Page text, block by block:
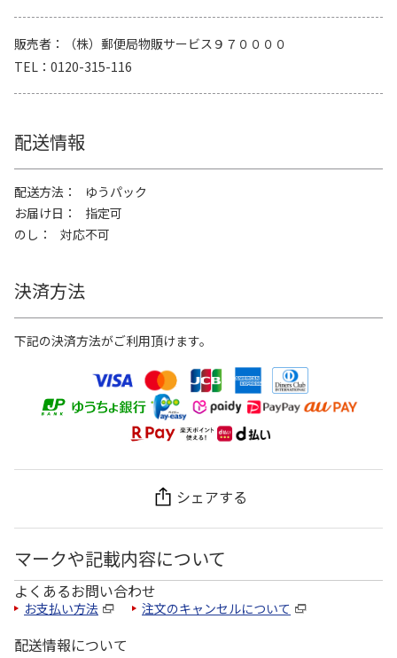
販売者
（株）郵便局物販サービス９７００００
TEL
0120-315-116
配送情報
配送方法
ゆうパック
お届け日
指定可
のし
対応不可
決済方法
下記の決済方法がご利用頂けます。
シェアする
マークや記載内容について
よくあるお問い合わせ
お支払い方法 注文のキャンセルについて
配送情報について